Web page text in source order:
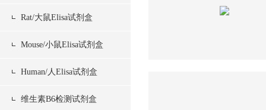
Rat/大鼠Elisa试剂盒
Mouse/小鼠Elisa试剂盒
Human/人Elisa试剂盒
维生素B6检测试剂盒